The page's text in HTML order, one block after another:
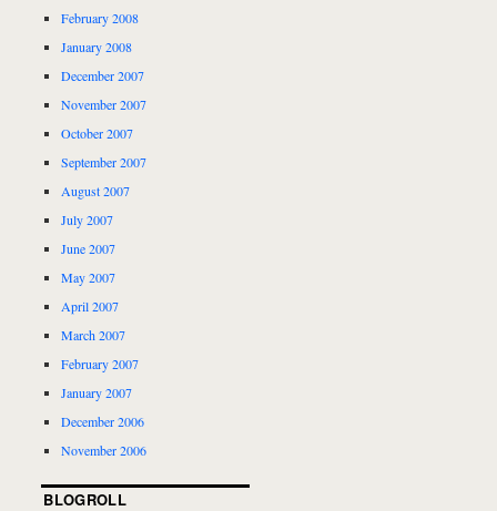
February 2008
January 2008
December 2007
November 2007
October 2007
September 2007
August 2007
July 2007
June 2007
May 2007
April 2007
March 2007
February 2007
January 2007
December 2006
November 2006
BLOGROLL